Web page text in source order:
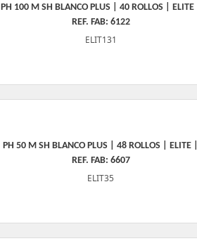
PH 100 M SH BLANCO PLUS | 40 ROLLOS | ELITE |
REF. FAB: 6122
ELIT131
PH 50 M SH BLANCO PLUS | 48 ROLLOS | ELITE |
REF. FAB: 6607
ELIT35